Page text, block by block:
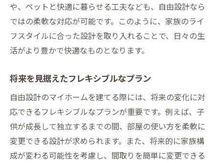
や、ペットと快適に暮らせる工夫なども、自由設計なら
ではの柔軟な対応が可能です。このように、家族のライ
フスタイルに合った設計を取り入れることで、日々の生
活がより豊かで快適なものとなります。
将来を見据えたフレキシブルなプラン
自由設計のマイホームを建てる際には、将来の変化に対
応できるフレキシブルなプランが重要です。例えば、子
供が成長して独立するまでの間、部屋の使い方を柔軟に
変更できる設計が求められます。また、将来的に家族構
成が変わる可能性を考慮し、間取りを簡単に変更できる